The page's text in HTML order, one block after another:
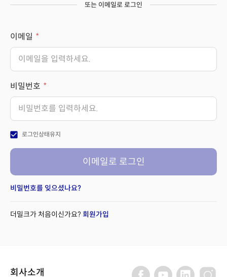
또는 이메일로 로그인
이메일
비밀번호
check_box 로그인상태유지
이메일로 로그인
비밀번호를 잊으셨나요?
더밀크가 처음이신가요? 회원가입
회사소개